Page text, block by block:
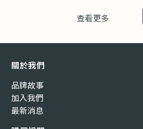
查看更多
關於我們
品牌故事
加入我們
最新消息